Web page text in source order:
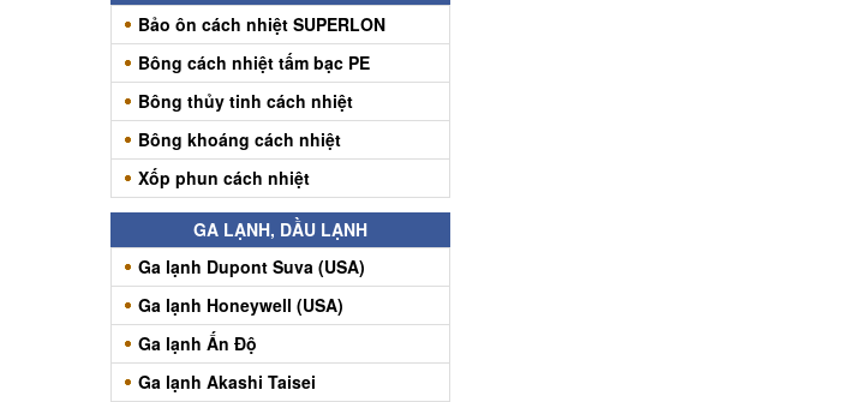
Bảo ôn cách nhiệt SUPERLON
Bông cách nhiệt tấm bạc PE
Bông thủy tinh cách nhiệt
Bông khoáng cách nhiệt
Xốp phun cách nhiệt
GA LẠNH, DẦU LẠNH
Ga lạnh Dupont Suva (USA)
Ga lạnh Honeywell (USA)
Ga lạnh Ấn Độ
Ga lạnh Akashi Taisei